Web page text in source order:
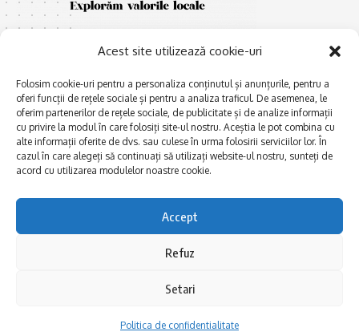
Acest site utilizează cookie-uri
Folosim cookie-uri pentru a personaliza conținutul și anunțurile, pentru a
oferi funcții de rețele sociale și pentru a analiza traficul. De asemenea, le
oferim partenerilor de rețele sociale, de publicitate și de analize informații
cu privire la modul în care folosiți site-ul nostru. Aceștia le pot combina cu
alte informații oferite de dvs. sau culese în urma folosirii serviciilor lor. În
cazul în care alegeți să continuați să utilizați website-ul nostru, sunteți de
acord cu utilizarea modulelor noastre cookie.
Accept
Refuz
Setari
Politica de confidentialitate
E xplorăm Dobrogea,
Explorăm valorile locale:
Deltă, Litoral, cele mai mari
lacuri, cele mai vechi orașe,
Afaceri și meșteșuguri
Actualitate
Dobrogea PE BUNE
La Drum cu Ada